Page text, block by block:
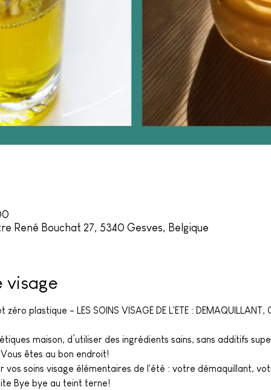
René Bouchat 27, 5340 Gesves, Belgique
visage
plastique - LES SOINS VISAGE DE L'ETE : DEMAQUILLANT,
maison, d’utiliser des ingrédients sains, sans additifs
êtes au bon endroit!
vos soins visage élémentaires de l'été : votre démaquillant,
Bye bye au teint terne!